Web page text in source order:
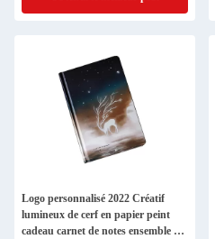
Logo personnalisé 2022 Créatif
lumineux de cerf en papier peint
cadeau carnet de notes ensemble de